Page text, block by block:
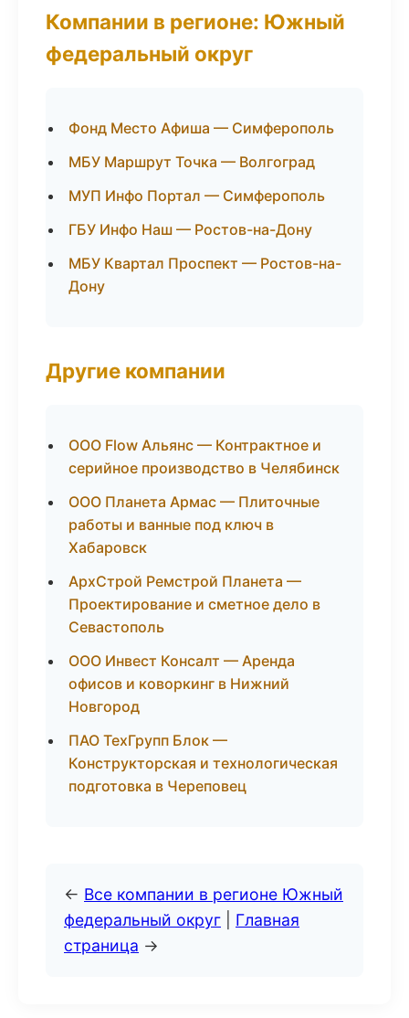
Компании в регионе: Южный
федеральный округ
Фонд Место Афиша — Симферополь
МБУ Маршрут Точка — Волгоград
МУП Инфо Портал — Симферополь
ГБУ Инфо Наш — Ростов-на-Дону
МБУ Квартал Проспект — Ростов-на-
Дону
Другие компании
ООО Flow Альянс — Контрактное и
серийное производство в Челябинск
ООО Планета Армас — Плиточные
работы и ванные под ключ в
Хабаровск
АрхСтрой Ремстрой Планета —
Проектирование и сметное дело в
Севастополь
ООО Инвест Консалт — Аренда
офисов и коворкинг в Нижний
Новгород
ПАО ТехГрупп Блок —
Конструкторская и технологическая
подготовка в Череповец
← Все компании в регионе Южный
федеральный округ
Главная
страница →